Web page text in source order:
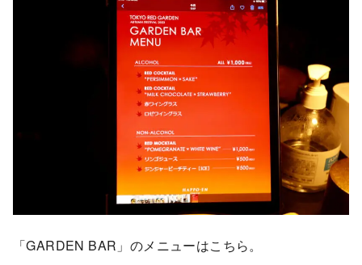
「GARDEN BAR」のメニューはこちら。